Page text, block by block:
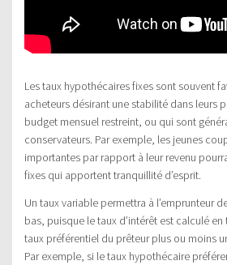
Les taux hypothécaires fixes sont souvent
acheteurs désirant une stabilité dans leurs
budget mensuel restreint, ou qui sont
conservateurs. Par exemple, les jeunes
importantes par rapport à leur revenu
fixes qui apportent tranquillité d’esprit.
Un taux variable permettra à l’emprunteur
bas, puisque le taux d’intérêt est calculé
taux préférentiel du prêteur plus ou moins
Par exemple, si le taux hypothécaire